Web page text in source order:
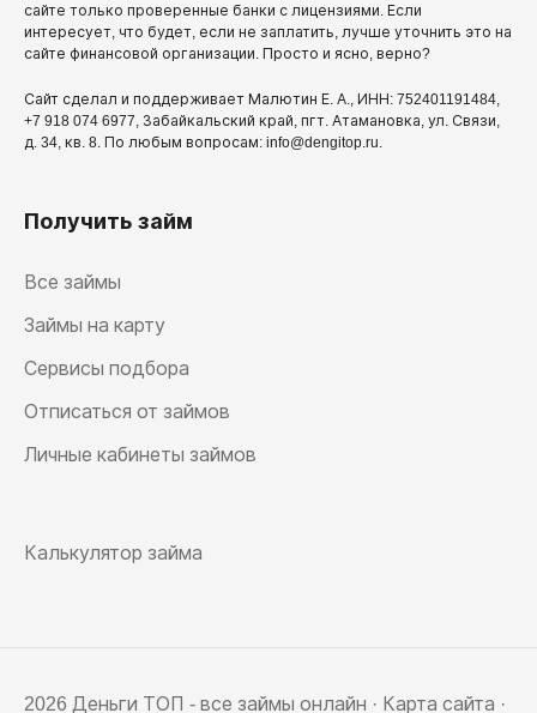
сайте только проверенные банки с лицензиями. Если
интересует, что будет, если не заплатить, лучше уточнить это на
сайте финансовой организации. Просто и ясно, верно?
Сайт сделал и поддерживает Малютин Е. А., ИНН: 752401191484,
+7 918 074 6977, Забайкальский край, пгт. Атамановка, ул. Связи,
д. 34, кв. 8. По любым вопросам: info@dengitop.ru.
Получить займ
Все займы
Займы на карту
Сервисы подбора
Отписаться от займов
Личные кабинеты займов
Калькулятор займа
2026 Деньги ТОП - все займы онлайн · Карта сайта ·